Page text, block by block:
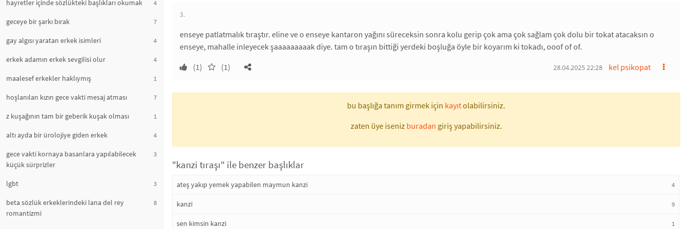
hayretler içinde sözlükteki başlıkları okumak 4
geceye bir şarkı bırak 7
gay algısı yaratan erkek isimleri 4
erkek adamın erkek sevgilisi olur 4
maalesef erkekler haklıymış 1
hoşlanılan kızın gece vakti mesaj atması 7
z kuşağının tam bir geberik kuşak olması 1
altı ayda bir ürolojiye giden erkek 4
gece vakti kornaya basanlara yapılabilecek
küçük sürprizler
3
lgbt 3
beta sözlük erkeklerindeki lana del rey
romantizmi
8
3.
enseye patlatmalık tıraştır. eline ve o enseye kantaron yağını süreceksin sonra kolu gerip çok ama çok sağlam çok dolu bir tokat atacaksın o
enseye, mahalle inleyecek şaaaaaaaaak diye. tam o tıraşın bittiği yerdeki boşluğa öyle bir koyarım ki tokadı, ooof of of.
(1)
(1) kel psikopat
28.04.2025 22:28
bu başlığa tanım girmek için kayıtolabilirsiniz.
zaten üye iseniz buradan giriş yapabilirsiniz.
"kanzi tıraşı" ile benzer başlıklar
ateş yakıp yemek yapabilen maymun kanzi 4
kanzi 9
sen kimsin kanzi 1